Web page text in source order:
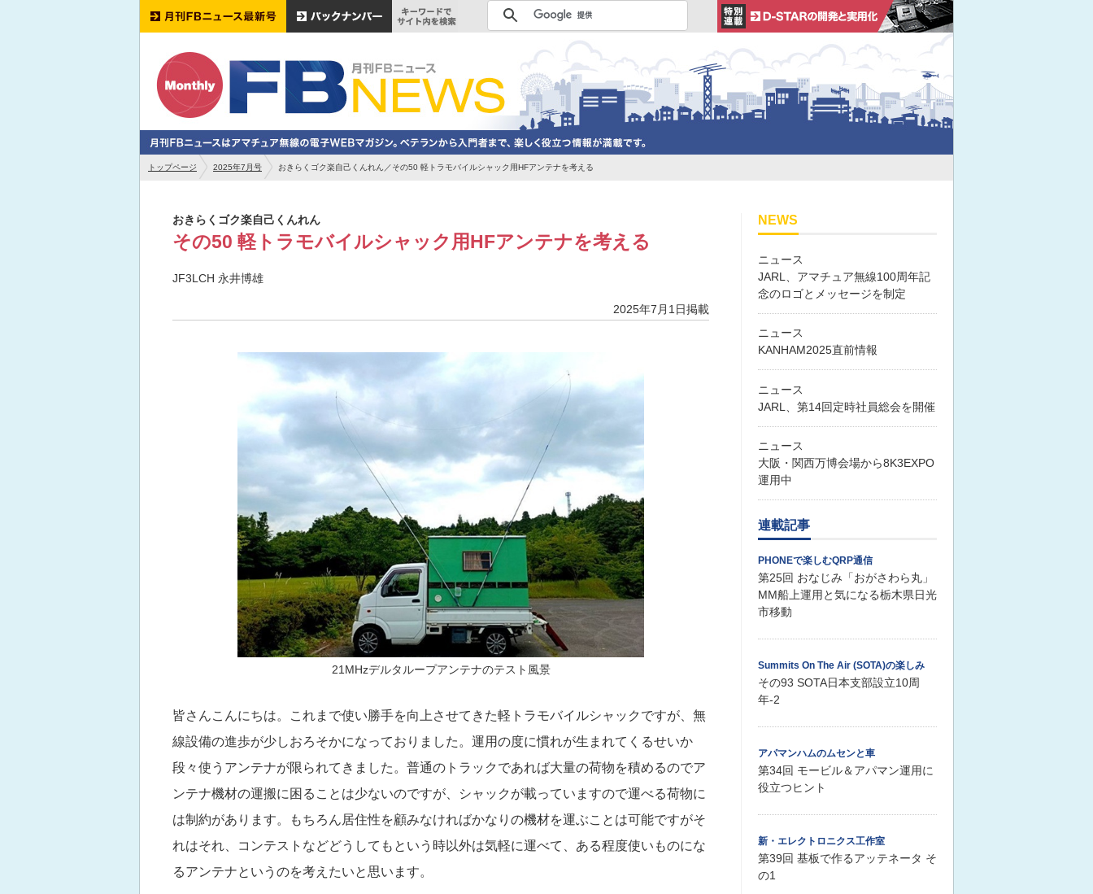
トップページ 2025年7月号 おきらくゴク楽自己くんれん／その50 軽トラモバイルシャック用HFアンテナを考える
おきらくゴク楽自己くんれん
その50 軽トラモバイルシャック用HFアンテナを考える
JF3LCH 永井博雄
2025年7月1日掲載
21MHzデルタループアンテナのテスト風景
皆さんこんにちは。これまで使い勝手を向上させてきた軽トラモバイルシャックですが、無
線設備の進歩が少しおろそかになっておりました。運用の度に慣れが生まれてくるせいか
段々使うアンテナが限られてきました。普通のトラックであれば大量の荷物を積めるのでア
ンテナ機材の運搬に困ることは少ないのですが、シャックが載っていますので運べる荷物に
は制約があります。もちろん居住性を顧みなければかなりの機材を運ぶことは可能ですがそ
れはそれ、コンテストなどどうしてもという時以外は気軽に運べて、ある程度使いものにな
るアンテナというのを考えたいと思います。
NEWS
ニュース
JARL、アマチュア無線100周年記
念のロゴとメッセージを制定
ニュース
KANHAM2025直前情報
ニュース
JARL、第14回定時社員総会を開催
ニュース
大阪・関西万博会場から8K3EXPO
運用中
連載記事
PHONEで楽しむQRP通信
第25回 おなじみ「おがさわら丸」
MM船上運用と気になる栃木県日光
市移動
Summits On The Air (SOTA)の楽しみ
その93 SOTA日本支部設立10周
年-2
アパマンハムのムセンと車
第34回 モービル＆アパマン運用に
役立つヒント
新・エレクトロニクス工作室
第39回 基板で作るアッテネータ そ
の1